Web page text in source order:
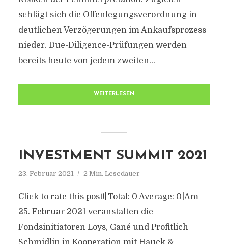
schlägt sich die Offenlegungsverordnung in
deutlichen Verzögerungen im Ankaufsprozess
nieder. Due-Diligence-Prüfungen werden
bereits heute von jedem zweiten...
WEITERLESEN
INVESTMENT SUMMIT 2021
23. Februar 2021 2 Min. Lesedauer
Click to rate this post![Total: 0 Average: 0]Am
25. Februar 2021 veranstalten die
Fondsinitiatoren Loys, Gané und Profitlich